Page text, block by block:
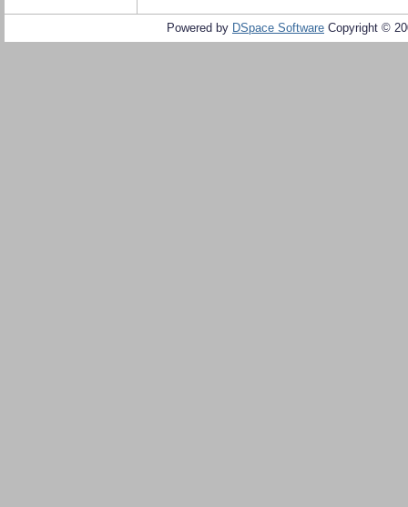
Powered by DSpace Software Copyright ©